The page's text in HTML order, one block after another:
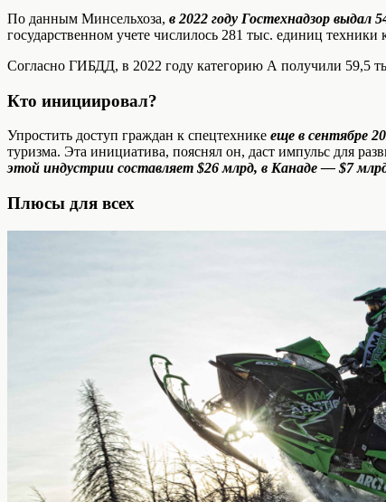
По данным Минсельхоза, в 2022 году Гостехнадзор
государственном учете числилось 281 тыс. единиц техники
Согласно ГИБДД, в 2022 году категорию А получили 59,5
Кто инициировал?
Упростить доступ граждан к спецтехнике еще в сентябре
туризма. Эта инициатива, пояснял он, даст импульс для
этой индустрии составляет $26 млрд, в Канаде — $7
Плюсы для всех